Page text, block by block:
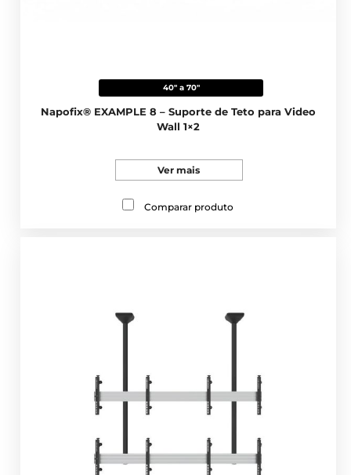
40" a 70"
Napofix® EXAMPLE 8 – Suporte de Teto para Video
Wall 1×2
Ver mais
Comparar produto